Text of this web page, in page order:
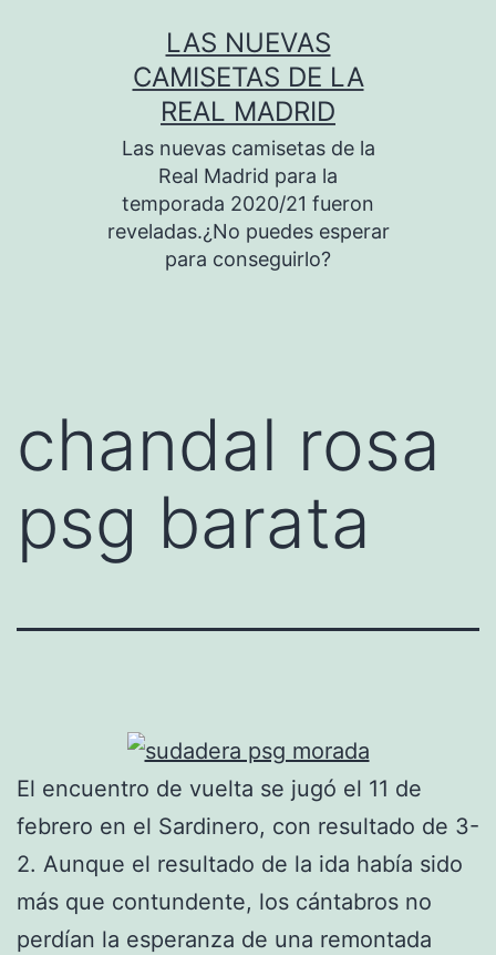
LAS NUEVAS
CAMISETAS DE LA
REAL MADRID
Las nuevas camisetas de la
Real Madrid para la
temporada 2020/21 fueron
reveladas.¿No puedes esperar
para conseguirlo?
chandal rosa
psg barata
El encuentro de vuelta se jugó el 11 de
febrero en el Sardinero, con resultado de 3-
2. Aunque el resultado de la ida había sido
más que contundente, los cántabros no
perdían la esperanza de una remontada